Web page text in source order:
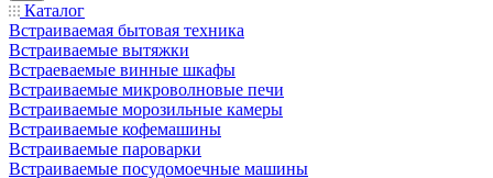
Каталог
Встраиваемая бытовая техника
Встраиваемые вытяжки
Встраеваемые винные шкафы
Встраиваемые микроволновые печи
Встраиваемые морозильные камеры
Встраиваемые кофемашины
Встраиваемые пароварки
Встраиваемые посудомоечные машины